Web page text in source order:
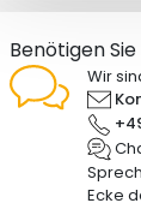
Benötigen Sie
Wir
Ecke